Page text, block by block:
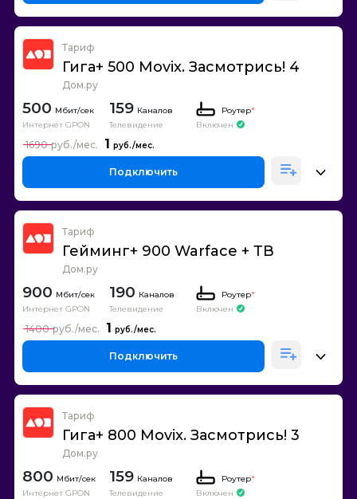
Тариф
Гига+ 500 Movix. Засмотрись! 4
Дом.ру
500
Интернет GPON
159 Каналов
Телевидение
Роутер*
Включен
1
1690
Подключить
Тариф
Гейминг+ 900 Warface + ТВ
Дом.ру
900
Интернет GPON
190 Каналов
Телевидение
Роутер*
Включен
1
1400
Подключить
Тариф
Гига+ 800 Movix. Засмотрись! 3
Дом.ру
800
Интернет GPON
159 Каналов
Телевидение
Роутер*
Включен